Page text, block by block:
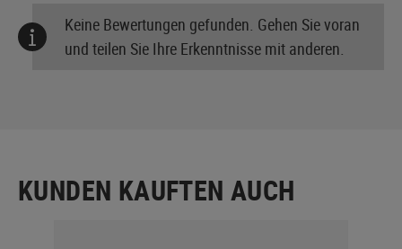
Keine Bewertungen gefunden. Gehen Sie voran
und teilen Sie Ihre Erkenntnisse mit anderen.
KUNDEN KAUFTEN AUCH